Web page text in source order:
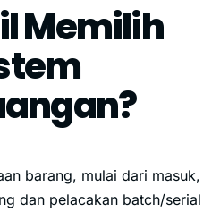
Memilih
barang, mulai dari masuk,
dan pelacakan batch/serial